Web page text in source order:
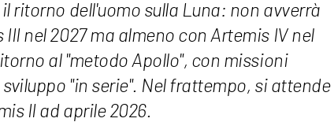
ritorno dell'uomo sulla Luna: non avverrà
III nel 2027 ma almeno con Artemis IV nel
al "metodo Apollo", con missioni
"in serie". Nel frattempo, si attende
II ad aprile 2026.